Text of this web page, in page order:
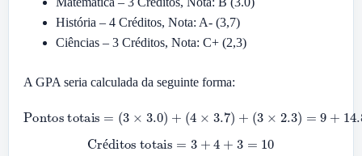
História – 4 Créditos, Nota: A- (3,7)
Ciências – 3 Créditos, Nota: C+ (2,3)
A GPA seria calculada da seguinte forma:
Pontos totais= 3 ×3.0 + (4× 3.7) +
×2.3 )= 9+ 14.8 + 6.9 =30.7
é
Créditos totais = + 4 3 =